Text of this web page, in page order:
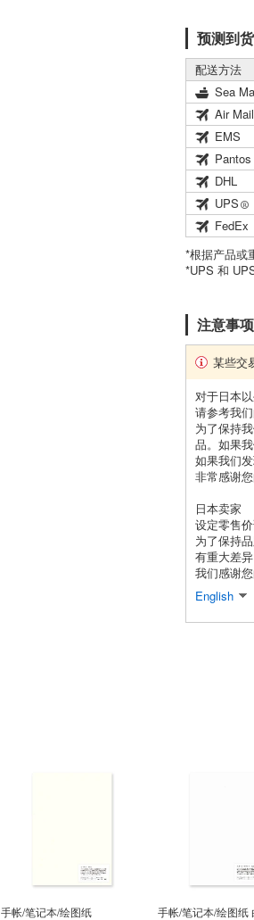
预测到货
配送方法
Sea
Air Mail
EMS
DHL
UPS
FedEx
*根据产品或
*UPS 和
注意事项
某些交
对于日本
请参考我
为了保持
品。如果
如果我们
非常感谢您
日本卖家
设定零售价
为了保持
有重大差
我们感谢您
English
手帐/笔记本/绘图纸 手帐/笔记本/绘图纸